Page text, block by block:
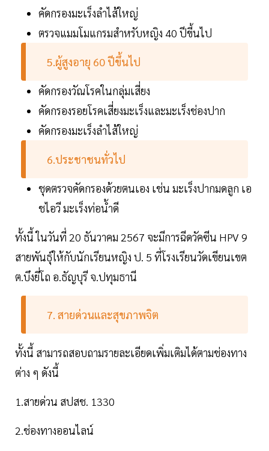
คัดกรองมะเร็งลำไส้ใหญ่
ตรวจแมมโมแกรมสำหรับหญิง 40 ปีขี้นไป
5.ผู้สูงอายุ 60 ปีขึ้นไป
คัดกรองวัณโรคในกลุ่มเสี่ยง
คัดกรองรอยโรคเสี่ยงมะเร็งและมะเร็งช่องปาก
คัดกรองมะเร็งลำไส้ใหญ่
6.ประชาชนทั่วไป
ชุดตรวจคัดกรองด้วยตนเอง เช่น มะเร็งปากมดลูก เอ
ชไอวี มะเร็งท่อน้ำดี
ทั้งนี้ ในวันที่ 20 ธันวาคม 2567 จะมีการฉีดวัคซีน HPV 9
สายพันธุ์ให้กับนักเรียนหญิง ป. 5 ที่โรงเรียนวัดเขียนเขต
ต.บึงยี่โถ อ.ธัญบุรี จ.ปทุมธานี
7. สายด่วนและสุขภาพจิต
ทั้งนี้ สามารถสอบถามรายละเอียดเพิ่มเติมได้ตามช่องทาง
ต่าง ๆ ดังนี้
1.สายด่วน สปสช. 1330
2.ช่องทางออนไลน์